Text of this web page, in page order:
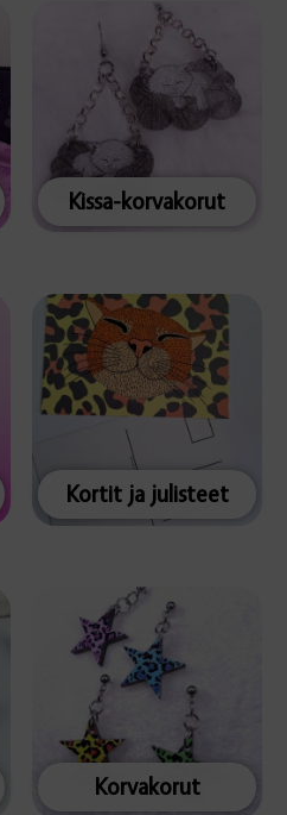
Kissa-korvakorut
Kortit ja julisteet
Korvakorut